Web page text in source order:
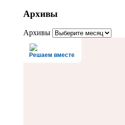
Архивы
Архивы
Решаем вместе